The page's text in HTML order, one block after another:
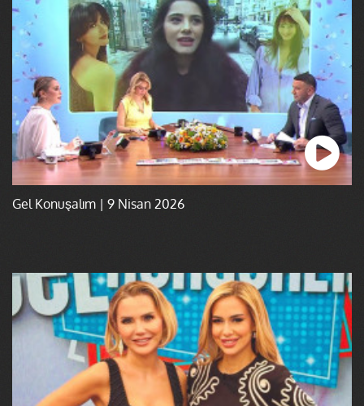
Gel Konuşalım | 9 Nisan 2026